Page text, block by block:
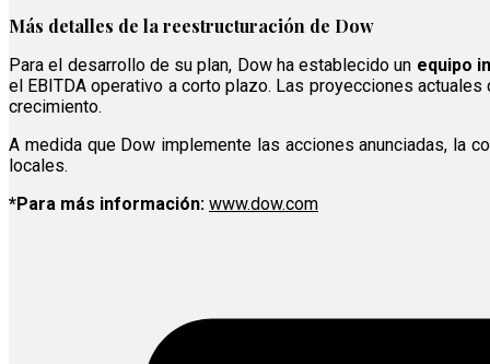
Más detalles de la reestructuración de Dow
Para el desarrollo de su plan, Dow ha establecido un equipo
el EBITDA operativo a corto plazo. Las proyecciones
crecimiento.
A medida que Dow implemente las acciones anunciadas, la
locales.
*Para más información: www.dow.com